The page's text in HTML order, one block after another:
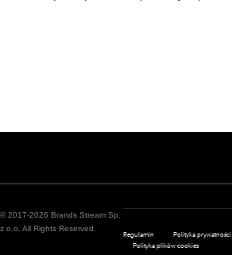
© 2017-2026 Brands Stream Sp.
z o.o. All Rights Reserved.
Regulamin
Polityka prywatności
Polityka plików cookies